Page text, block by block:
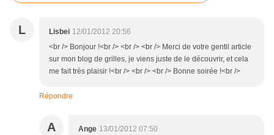
L Lisbei 12/01/2012 20:56
<br /> Bonjour !<br /> <br /> <br /> Merci de votre gentil article
sur mon blog de grilles, je viens juste de le découvrir, et cela
me fait très plaisir !<br /> <br /> <br /> Bonne soirée !<br />
Répondre
A Ange 13/01/2012 07:50